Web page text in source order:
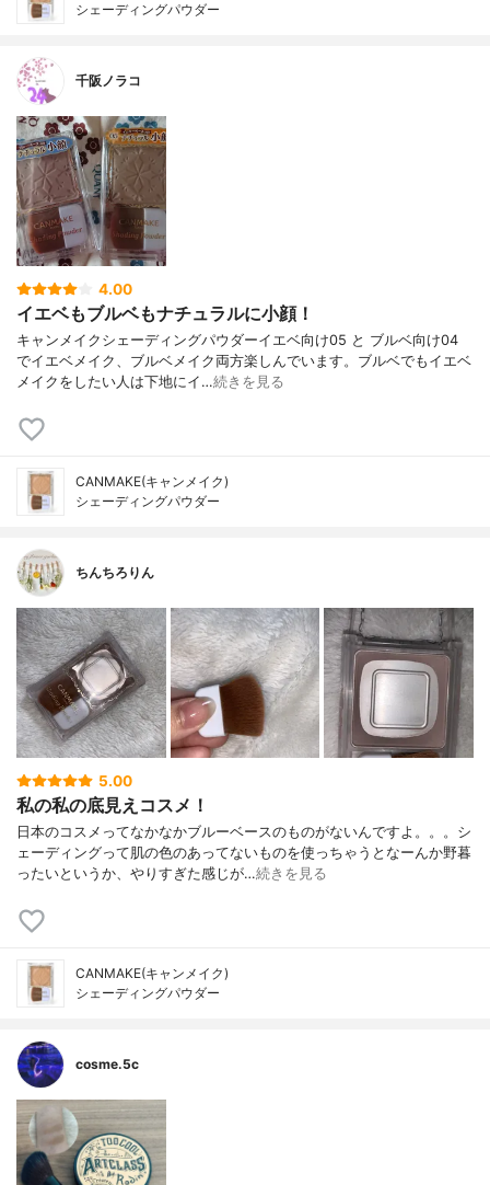
シェーディングパウダー
千阪ノラコ
4.00
イエベもブルベもナチュラルに小顔！
キャンメイクシェーディングパウダーイエベ向け05 と ブルベ向け04
でイエベメイク、ブルベメイク両方楽しんでいます。ブルベでもイエベ
メイクをしたい人は下地にイ…続きを見る
CANMAKE(キャンメイク)
シェーディングパウダー
ちんちろりん
5.00
私の私の底見えコスメ！
日本のコスメってなかなかブルーベースのものがないんですよ。。。シ
ェーディングって肌の色のあってないものを使っちゃうとなーんか野暮
ったいというか、やりすぎた感じが…続きを見る
CANMAKE(キャンメイク)
シェーディングパウダー
cosme.5c